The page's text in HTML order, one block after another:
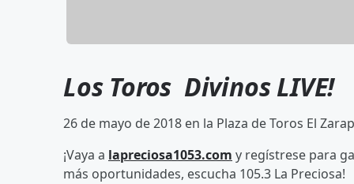
Los Toros Divinos LIVE!
26 de mayo de 2018 en la Plaza de Toros El
¡Vaya a lapreciosa1053.com y regístrese para
más oportunidades, escucha 105.3 La Preciosa!